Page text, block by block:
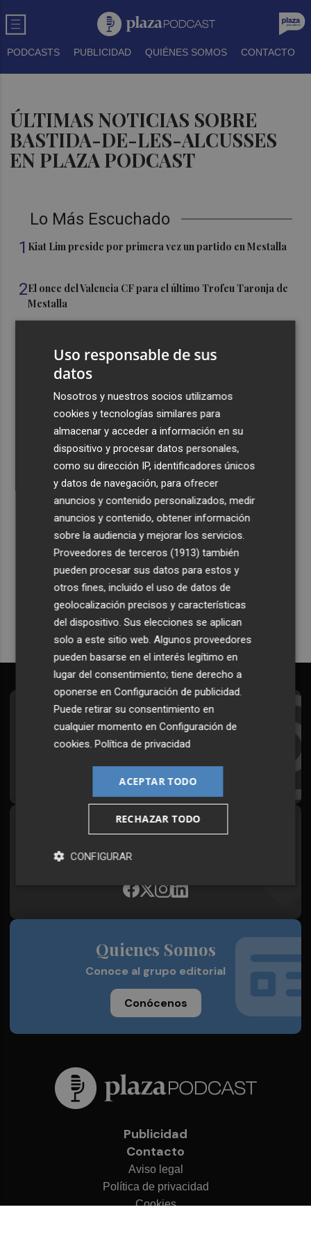
PODCASTS PUBLICIDAD QUIÉNES SOMOS CONTACTO
ÚLTIMAS NOTICIAS SOBRE
BASTIDA-DE-LES-ALCUSSES
EN PLAZA PODCAST
Lo Más Escuchado
1 Kiat Lim preside por primera vez un partido en Mestalla
2El once del Valencia CF para el último Trofeu Taronja de
Mestalla
el día del eclipse
queremos ver en la Liga”
Ocho helicópteros, un avión y más de 100 brigadas se
movilizan en Moratalla por un incendio forestal
Recibe toda la actualidad de
Plaza Podcast en tu correo
Quiero suscribirme
Suscríbete al Boletín
Todos los días a primera hora en tu email
Síguenos en redes
Plaza Podcast, desde cualquier medio
Quienes Somos
Conoce al grupo editorial
Conócenos
Publicidad
Contacto
Aviso legal
Política de privacidad
Cookies
Uso responsable de sus
datos
Nosotros y nuestros socios utilizamos
cookies y tecnologías similares para
almacenar y acceder a información en su
dispositivo y procesar datos personales,
como su dirección IP, identificadores únicos
y datos de navegación, para ofrecer
anuncios y contenido personalizados, medir
anuncios y contenido, obtener información
sobre la audiencia y mejorar los servicios.
Proveedores de terceros (1913) también
pueden procesar sus datos para estos y
otros fines, incluido el uso de datos de
geolocalización precisos y características
del dispositivo. Sus elecciones se aplican
solo a este sitio web. Algunos proveedores
pueden basarse en el interés legítimo en
lugar del consentimiento; tiene derecho a
oponerse enConfiguración de publicidad.
Puede retirar su consentimiento en
cualquier momento enConfiguración de
cookies.Política de privacidad
ACEPTAR TODO
RECHAZAR TODO
CONFIGURAR